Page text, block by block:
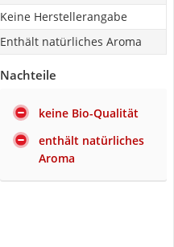
Keine Herstellerangabe
Enthält natürliches Aroma
Nachteile
keine Bio-Qualität
enthält natürliches
Aroma